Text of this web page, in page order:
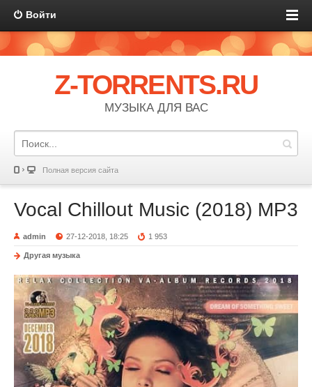
Войти
Z-TORRENTS.RU
МУЗЫКА ДЛЯ ВАС
Полная версия сайта
Vocal Chillout Music (2018) MP3
admin 27-12-2018, 18:25 1 953
Другая музыка